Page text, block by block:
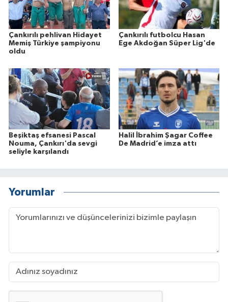
Çankırılı pehlivan Hidayet
Memiş Türkiye şampiyonu
oldu
Çankırılı futbolcu Hasan
Ege Akdoğan Süper Lig'de
Beşiktaş efsanesi Pascal
Nouma, Çankırı'da sevgi
seliyle karşılandı
Halil İbrahim Şagar Coffee
De Madrid’e imza attı
Yorumlar